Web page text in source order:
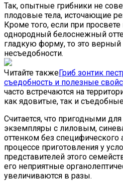
Так, опытные грибники не
плодовые тела, источающие
Кроме того, если при просвете
однородный белоснежный
гладкую форму, то это верный
несъедобности.
Читайте такжеГриб зонтик
съедобность и полезные
часто встречаются на
как ядовитые, так и
Считается, что пригодными
экземпляры с лиловым,
оттенком без специфического
процессе приготовления у
представителей этого
его неприятные
увеличиваются в разы.